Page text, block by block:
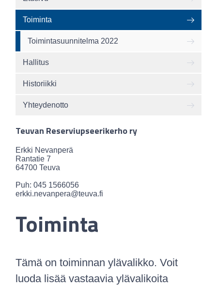
Toiminta
Toimintasuunnitelma 2022
Hallitus
Historiikki
Yhteydenotto
Teuvan Reserviupseerikerho ry
Erkki Nevanperä
Rantatie 7
64700 Teuva
Puh: 045 1566056
erkki.nevanpera@teuva.fi
Toiminta
Tämä on toiminnan ylävalikko. Voit
luoda lisää vastaavia ylävalikoita